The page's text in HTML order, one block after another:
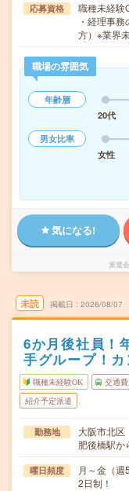
応募資格
職種未経験
・経理事
方）※業界
職場の雰囲気
年齢層
20代
男女比率
女性
気になる!
派遣
未読 掲載日 2026/08/07
6か月後社員！
手グループ！
職種未経験OK 交通
紹介予定派遣
勤務地
大阪市北区
肥後橋駅か
曜日頻度
月～金（
2日制！